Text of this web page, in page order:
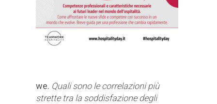
we. Quali sono le correlazioni più
strette tra la soddisfazione degli